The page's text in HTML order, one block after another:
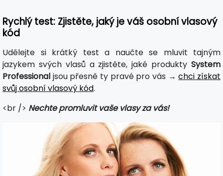
Rychlý test: Zjistěte, jaký je váš osobní vlasový
kód
Udělejte si krátký test a naučte se mluvit tajným
jazykem svých vlasů a zjistěte, jaké produkty System
Professional jsou přesně ty pravé pro vás →chci získat
svůj osobní vlasový kód.
<br /> Nechte promluvit vaše vlasy za vás!